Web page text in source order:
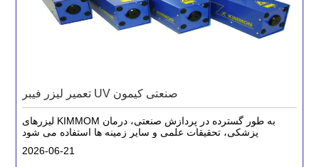
تعمیر لیزر فیبر UV صنعتی کیمون
لیزرهای KIMMOM به طور گسترده در پردازش صنعتی، درمان
پزشکی، تحقیقات علمی و سایر زمینه ها استفاده می شود
2026-06-21